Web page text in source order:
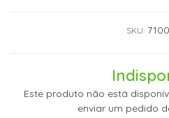
SKU:
Este produto não está
enviar um pedido